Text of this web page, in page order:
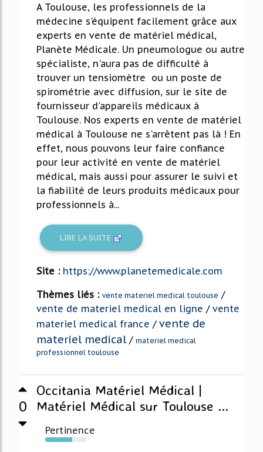
A Toulouse, les professionnels de la
médecine s'équipent facilement grâce aux
experts en vente de matériel médical,
Planète Médicale. Un pneumologue ou autre
spécialiste, n'aura pas de difficulté à
trouver un tensiomètre ou un poste de
spirométrie avec diffusion, sur le site de
fournisseur d'appareils médicaux à
Toulouse. Nos experts en vente de matériel
médical à Toulouse ne s'arrêtent pas là ! En
effet, nous pouvons leur faire confiance
pour leur activité en vente de matériel
médical, mais aussi pour assurer le suivi et
la fiabilité de leurs produits médicaux pour
professionnels à...
LIRE LA SUITE
Site : https://www.planetemedicale.com
Thèmes liés : vente materiel medical toulouse /
vente de materiel medical en ligne / vente
materiel medical france / vente de
materiel medical/ materiel medical
professionnel toulouse
0
Occitania Matériel Médical |
Matériel Médical sur Toulouse ...
Pertinence
65%